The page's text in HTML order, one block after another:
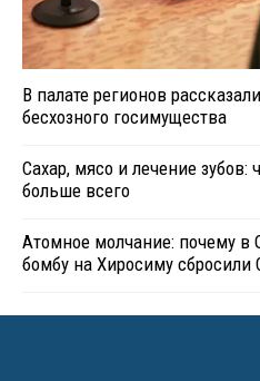
В палате регионов
бесхозного госимущества
Сахар, мясо и лечение зубов:
больше всего
Атомное молчание: почему в
бомбу на Хиросиму